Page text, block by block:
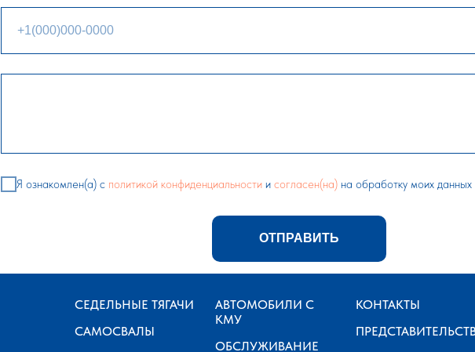
Я ознакомлен(а) с политикой конфиденциальности и согласен(на) на обработку моих данных
ОТПРАВИТЬ
СЕДЕЛЬНЫЕ ТЯГАЧИ
САМОСВАЛЫ
АВТОМОБИЛИ С
КМУ
ОБСЛУЖИВАНИЕ
КОНТАКТЫ